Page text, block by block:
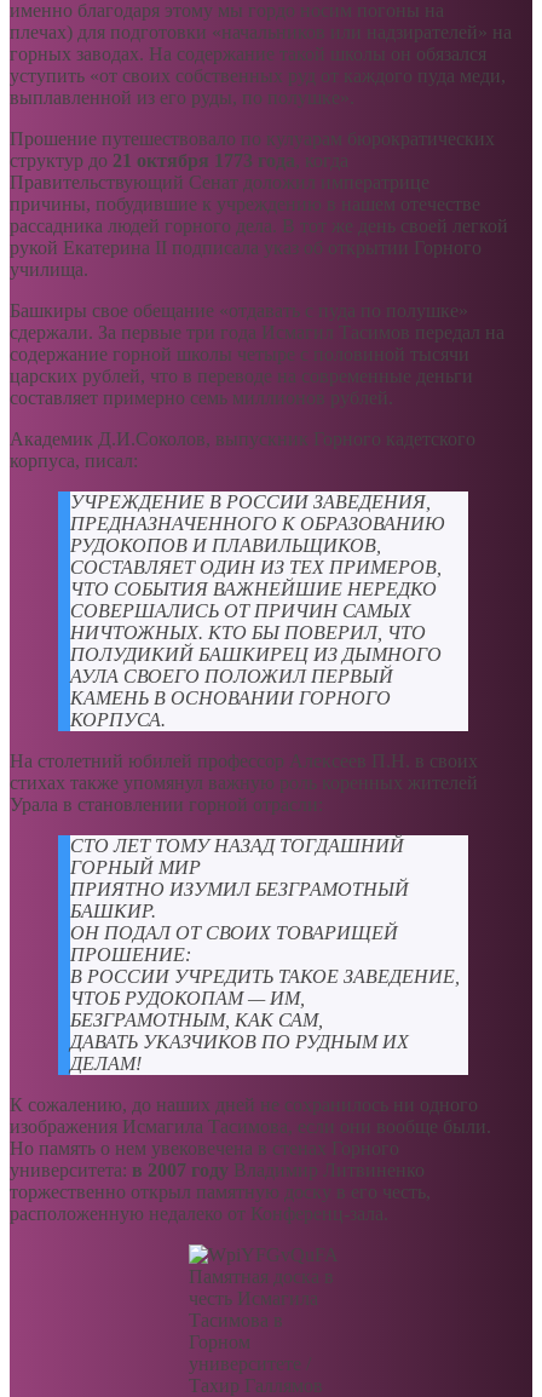
именно благодаря этому мы гордо носим погоны на
плечах) для подготовки «начальников или надзирателей» на
горных заводах. На содержание такой школы он обязался
уступить «от своих собственных руд от каждого пуда меди,
выплавленной из его руды, по полушке».
Прошение путешествовало по кулуарам бюрократических
структур до 21 октября 1773 года, когда
Правительствующий Сенат доложил императрице
причины, побудившие к учреждению в нашем отечестве
рассадника людей горного дела. В тот же день своей легкой
рукой Екатерина II подписала указ об открытии Горного
училища.
Башкиры свое обещание «отдавать с пуда по полушке»
сдержали. За первые три года Исмагил Тасимов передал на
содержание горной школы четыре с половиной тысячи
царских рублей, что в переводе на современные деньги
составляет примерно семь миллионов рублей.
Академик Д.И.Соколов, выпускник Горного кадетского
корпуса, писал:
УЧРЕЖДЕНИЕ В РОССИИ ЗАВЕДЕНИЯ,
ПРЕДНАЗНАЧЕННОГО К ОБРАЗОВАНИЮ
РУДОКОПОВ И ПЛАВИЛЬЩИКОВ,
СОСТАВЛЯЕТ ОДИН ИЗ ТЕХ ПРИМЕРОВ,
ЧТО СОБЫТИЯ ВАЖНЕЙШИЕ НЕРЕДКО
СОВЕРШАЛИСЬ ОТ ПРИЧИН САМЫХ
НИЧТОЖНЫХ. КТО БЫ ПОВЕРИЛ, ЧТО
ПОЛУДИКИЙ БАШКИРЕЦ ИЗ ДЫМНОГО
АУЛА СВОЕГО ПОЛОЖИЛ ПЕРВЫЙ
КАМЕНЬ В ОСНОВАНИИ ГОРНОГО
КОРПУСА.
На столетний юбилей профессор Алексеев П.Н. в своих
стихах также упомянул важную роль коренных жителей
Урала в становлении горной отрасли:
СТО ЛЕТ ТОМУ НАЗАД ТОГДАШНИЙ
ГОРНЫЙ МИР
ПРИЯТНО ИЗУМИЛ БЕЗГРАМОТНЫЙ
БАШКИР.
ОН ПОДАЛ ОТ СВОИХ ТОВАРИЩЕЙ
ПРОШЕНИЕ:
В РОССИИ УЧРЕДИТЬ ТАКОЕ ЗАВЕДЕНИЕ,
ЧТОБ РУДОКОПАМ — ИМ,
БЕЗГРАМОТНЫМ, КАК САМ,
ДАВАТЬ УКАЗЧИКОВ ПО РУДНЫМ ИХ
ДЕЛАМ!
К сожалению, до наших дней не сохранилось ни одного
изображения Исмагила Тасимова, если они вообще были.
Но память о нем увековечена в стенах Горного
университета: в 2007 году Владимир Литвиненко
торжественно открыл памятную доску в его честь,
расположенную недалеко от Конференц-зала.
Памятная доска в
честь Исмагила
Тасимова в
Горном
университете /
Тахир Галлямов